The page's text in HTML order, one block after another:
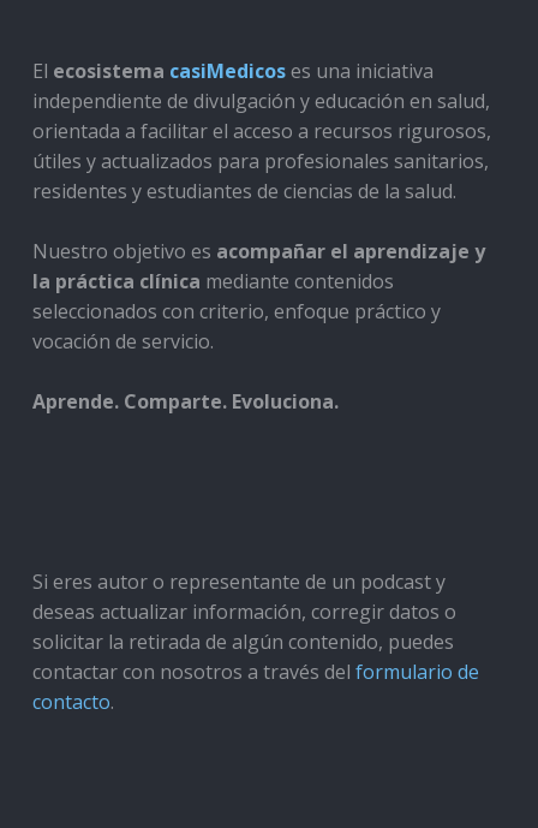
El ecosistema casiMedicoses una iniciativa
independiente de divulgación y educación en salud,
orientada a facilitar el acceso a recursos rigurosos,
útiles y actualizados para profesionales sanitarios,
residentes y estudiantes de ciencias de la salud.
Nuestro objetivo es acompañar el aprendizaje y
la práctica clínica mediante contenidos
seleccionados con criterio, enfoque práctico y
vocación de servicio.
Aprende. Comparte. Evoluciona.
Si eres autor o representante de un podcast y
deseas actualizar información, corregir datos o
solicitar la retirada de algún contenido, puedes
contactar con nosotros a través del formulario de
contacto.